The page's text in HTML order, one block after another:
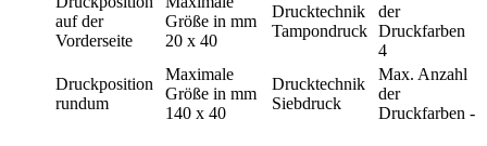
auf der
Vorderseite
Größe in mm
20 x 40
Drucktechnik
Tampondruck
der
Druckfarben
4
Druckposition
rundum
Maximale
Größe in mm
140 x 40
Drucktechnik
Siebdruck
Max. Anzahl
der
Druckfarben -